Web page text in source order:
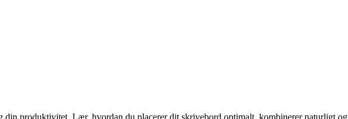
din produktivitet. Lær, hvordan du placerer dit skrivebord optimalt, kombinerer naturligt